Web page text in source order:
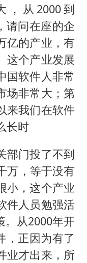
，从2000到
请问在座的企
亿的产业，有
这个产业发展
国软件人非常
场非常大；第
来我们在软件
长时
部门投了不到
万，等于没有
小，这个产业
件人员勉强活
。从2000年开
，正因为有了
业才出来，所